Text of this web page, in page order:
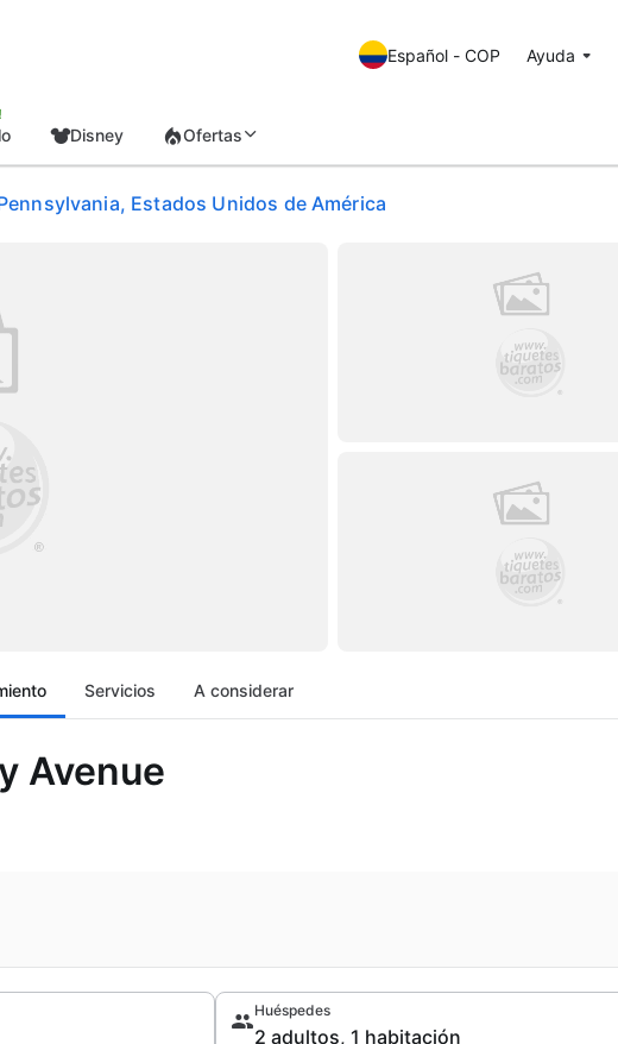
Español - COP Ayuda
Disney Ofertas
Estados Unidos de América
Servicios A considerar
Avenue
Huéspedes